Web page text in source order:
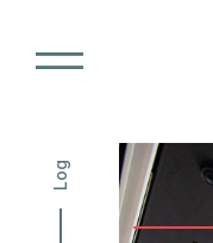
Log